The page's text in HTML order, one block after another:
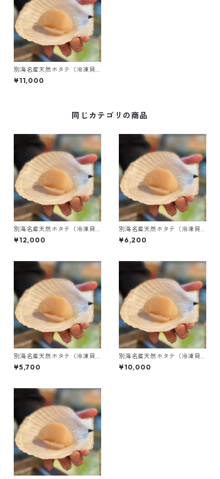
別海名産天然ホタテ（冷凍貝
柱・Lサイズ･1kg）
¥11,000
同じカテゴリの商品
別海名産天然ホタテ（冷凍貝
柱・2Lサイズ･1kg）
¥12,000
別海名産天然ホタテ（冷凍貝
柱・2Lサイズ･500g）
¥6,200
別海名産天然ホタテ（冷凍貝
柱・Lサイズ･500g）
¥5,700
別海名産天然ホタテ（冷凍貝
柱・Mサイズ・1kg）
¥10,000